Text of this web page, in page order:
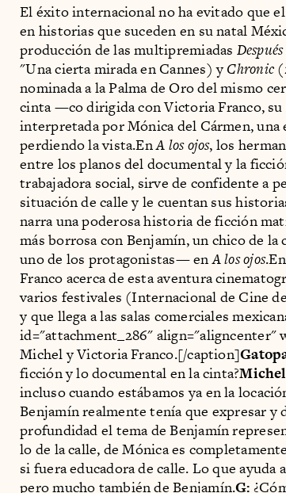
El éxito internacional no ha evitado que
en historias que suceden en su natal
producción de las multipremiadas
"Una cierta mirada en Cannes) y Chronic
nominada a la Palma de Oro del mismo
cinta —co dirigida con Victoria Franco,
interpretada por Mónica del Cármen, una
perdiendo la vista.EnA los ojos, los
entre los planos del documental y la
trabajadora social, sirve de confidente a
situación de calle y le cuentan sus
narra una poderosa historia de ficción
más borrosa con Benjamín, un chico de
uno de los protagonistas— enA los ojos.En
Franco acerca de esta aventura
varios festivales (Internacional de Cine
y que llega a las salas comerciales
id="attachment_286"
Michel y Victoria Franco.[/caption]
ficción y lo documental en la cinta?
incluso cuando estábamos ya en la
Benjamín realmente tenía que expresar y
profundidad el tema de Benjamín
lo de la calle, de Mónica es
si fuera educadora de calle. Lo que
pero mucho también de Benjamín.G: